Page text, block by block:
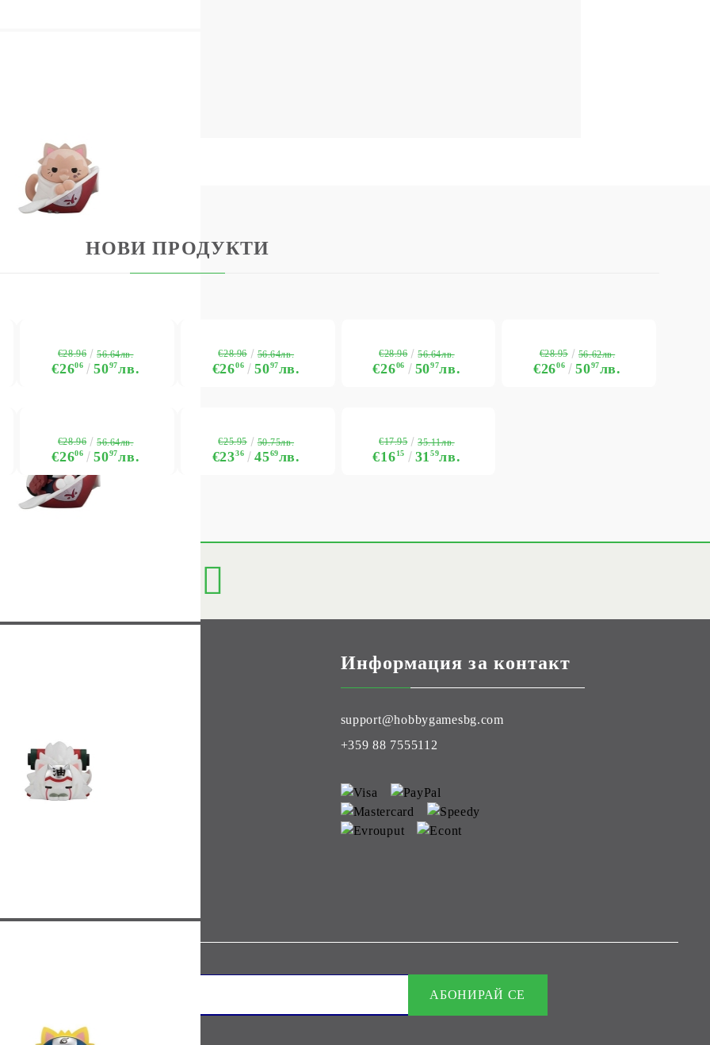
USD
BG EN RO
НОВИ ПРОДУКТИ
€2606 5097лв.
€28.96 56.64лв.
€2606 5097лв.
€28.96 56.64лв.
€2606 5097лв.
€28.96 56.64лв.
€2606 5097лв.
€28.95 56.62лв.
€2606 5097лв.
€28.96 56.64лв.
€2336 4569лв.
€25.95 50.75лв.
€1615 3159лв.
€17.95 35.11лв.
Информация за контакт
support@hobbygamesbg.com
+359 88 7555112